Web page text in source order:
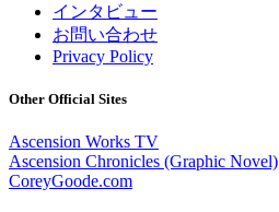
インタビュー
お問い合わせ
Privacy Policy
Other Official Sites
Ascension Works TV
Ascension Chronicles (Graphic Novel)
CoreyGoode.com